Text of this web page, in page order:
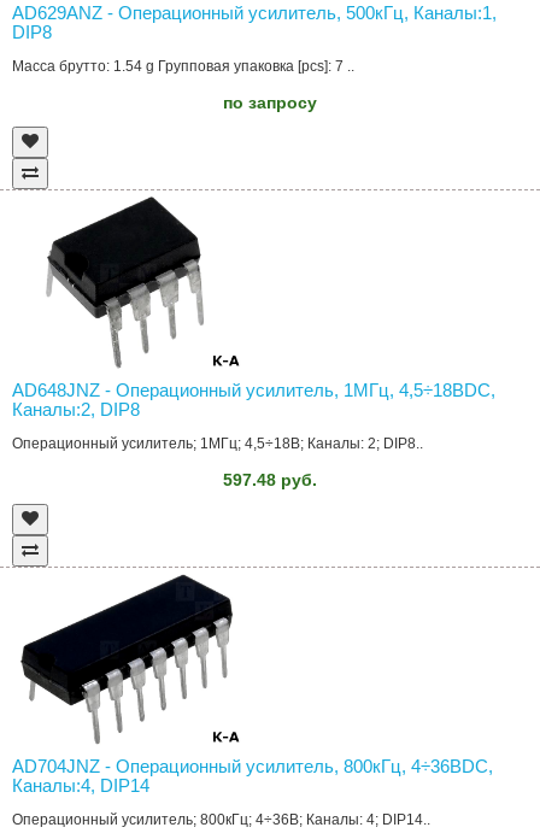
AD629ANZ - Операционный усилитель, 500кГц, Каналы:1,
DIP8
Масса брутто: 1.54 g Групповая упаковка [pcs]: 7 ..
по запросу
AD648JNZ - Операционный усилитель, 1МГц, 4,5÷18ВDC,
Каналы:2, DIP8
Операционный усилитель; 1МГц; 4,5÷18В; Каналы: 2; DIP8..
597.48 руб.
AD704JNZ - Операционный усилитель, 800кГц, 4÷36ВDC,
Каналы:4, DIP14
Операционный усилитель; 800кГц; 4÷36В; Каналы: 4; DIP14..